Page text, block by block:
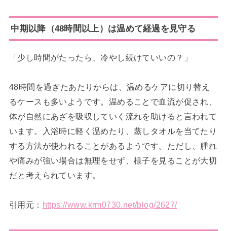
中期以降（48時間以上）は温めて経過を見守る
「少し時間がたったら、冷やし続けていいの？」
48時間を過ぎたあたりからは、温めるケアに切り替え
るケースも多いようです。温めることで血流が促され、
体が自然にあざを吸収していく流れを助けると言われて
います。入浴時に軽く温めたり、蒸しタオルを当てたり
する方法が使われることがあるようです。ただし、腫れ
や痛みが強い場合は無理をせず、様子を見ることが大切
だと考えられています。
引用元： https://www.krm0730.net/blog/2627/